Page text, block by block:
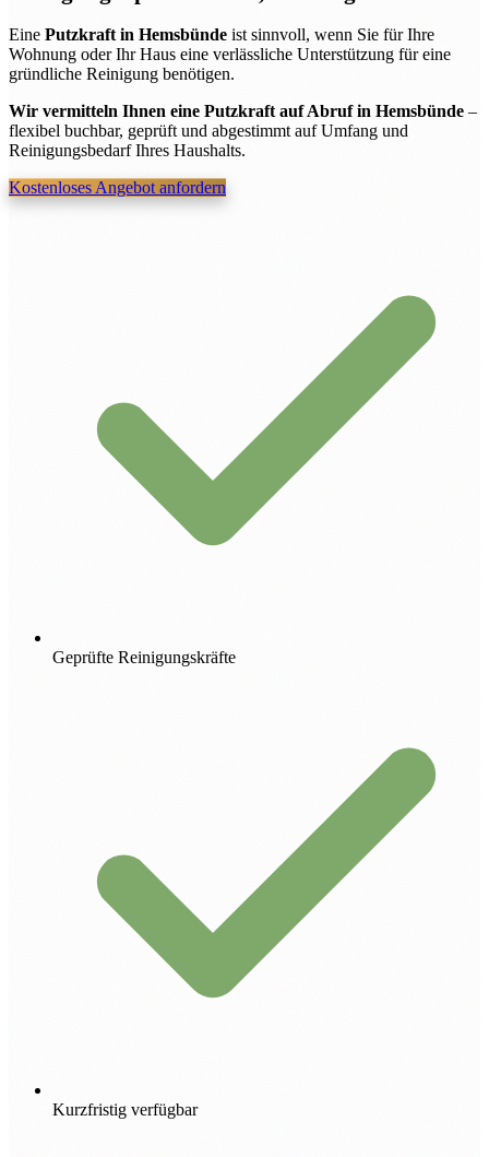
Eine Putzkraft in Hemsbünde ist sinnvoll, wenn Sie für Ihre
Wohnung oder Ihr Haus eine verlässliche Unterstützung für eine
gründliche Reinigung benötigen.
Wir vermitteln Ihnen eine Putzkraft auf Abruf in Hemsbünde –
flexibel buchbar, geprüft und abgestimmt auf Umfang und
Reinigungsbedarf Ihres Haushalts.
Kostenloses Angebot anfordern
Geprüfte Reinigungskräfte
Kurzfristig verfügbar